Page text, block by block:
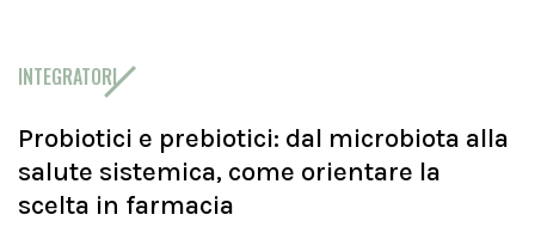
INTEGRATORI
Probiotici e prebiotici: dal microbiota alla
salute sistemica, come orientare la
scelta in farmacia